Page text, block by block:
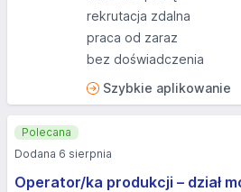
rekrutacja zdalna
praca od zaraz
bez doświadczenia
Szybkie aplikowanie
Operator/ka produkcji – dział
Polecana
Dodana 6 sierpnia